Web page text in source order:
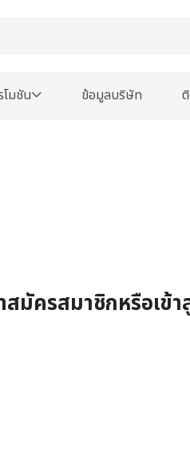
โมชัน ข้อมูลบริษัท
มัครสมาชิกหรือเข้า